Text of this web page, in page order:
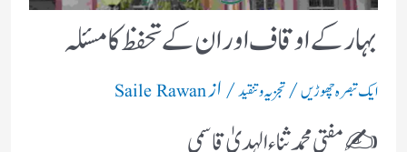
بہارکے اوقاف اور ان کے تحفظ کا مسئلہ
ایک تبصرہ چھوڑیں/تجزیہ و تنقید/ ازSaile Rawan
✍️ مفتی محمد ثناء الہدیٰ قاسمی